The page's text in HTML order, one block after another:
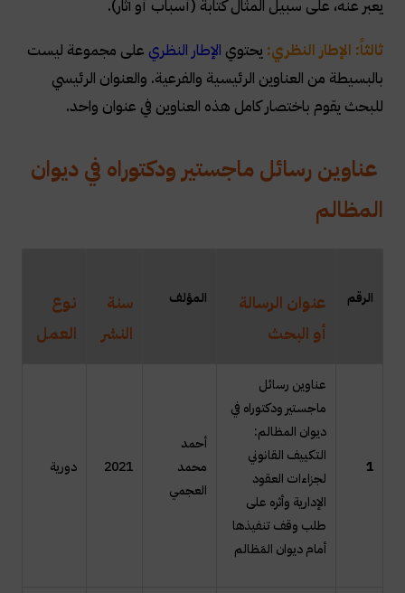
يعبر عنه، على سبيل المثال كتابة (أسباب أو آثار).
ثالثاً: الإطار النظري: يحتوي الإطار النظري على مجموعة ليست
بالبسيطة من العناوين الرئيسية والفرعية. والعنوان الرئيسي
للبحث يقوم باختصار كامل هذه العناوين في عنوان واحد.
عناوين رسائل ماجستير ودكتوراه في ديوان
المظالم
الرقم
عنوان الرسالة
أو البحث
المؤلف
سنة
النشر
نوع
العمل
1
عناوين رسائل
ماجستير ودكتوراه في
ديوان المظالم:
التكييف القانوني
لجزاءات العقود
الإدارية وأثره على
طلب وقف تنفيذها
أمام ديوان المَظالم
أحمد
محمد
العجمي
2021 دورية